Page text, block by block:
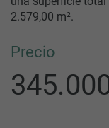
2.579,00 m².
Precio